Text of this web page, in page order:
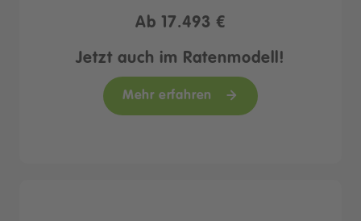
Ab 17.493 €
Jetzt auch im Ratenmodell!
Mehr erfahren